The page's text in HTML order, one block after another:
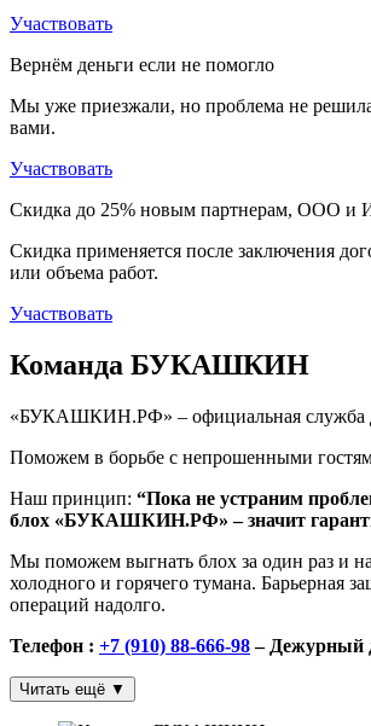
Участвовать
Вернём деньги если не помогло
Мы уже приезжали, но проблема не
вами.
Участвовать
Скидка до 25% новым партнерам, ООО и
Скидка применяется после заключения
или объема работ.
Участвовать
Команда БУКАШКИН
«БУКАШКИН.РФ» – официальная служба
Поможем в борьбе с непрошенными
Наш принцип: “Пока не устраним
блох «БУКАШКИН.РФ» – значит
Мы поможем выгнать блох за один раз и
холодного и горячего тумана. Барьерная
операций надолго.
Телефон : +7 (910) 88-666-98– Дежурный
Читать ещё ▼